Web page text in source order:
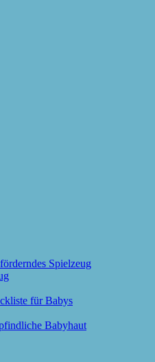
Spielzeug
für Babys
Babyhaut